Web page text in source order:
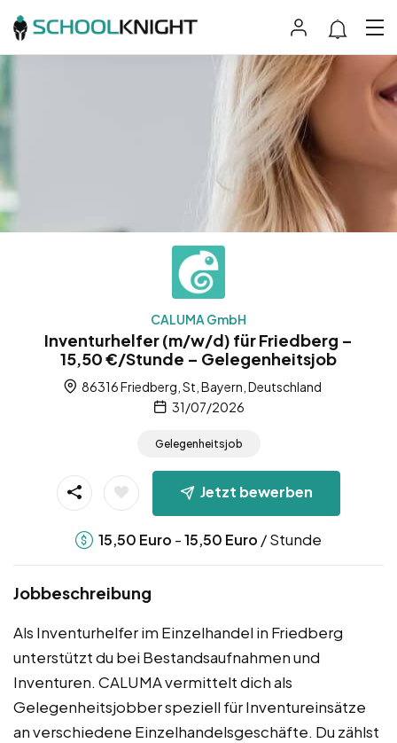
CALUMA GmbH
Inventurhelfer (m/w/d) für Friedberg –
15,50 €/Stunde – Gelegenheitsjob
86316 Friedberg, St, Bayern, Deutschland
31/07/2026
Gelegenheitsjob
Jetzt bewerben
15,50 Euro -15,50 Euro / Stunde
Jobbeschreibung
Als Inventurhelfer im Einzelhandel in Friedberg
unterstützt du bei Bestandsaufnahmen und
Inventuren. CALUMA vermittelt dich als
Gelegenheitsjobber speziell für Inventureinsätze
an verschiedene Einzelhandelsgeschäfte. Du zählst